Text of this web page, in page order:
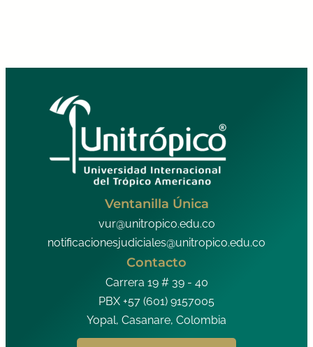
Ventanilla Única
vur@unitropico.edu.co
notificacionesjudiciales@unitropico.edu.co
Contacto
Carrera 19 # 39 - 40
PBX +57 (601) 9157005
Yopal, Casanare, Colombia